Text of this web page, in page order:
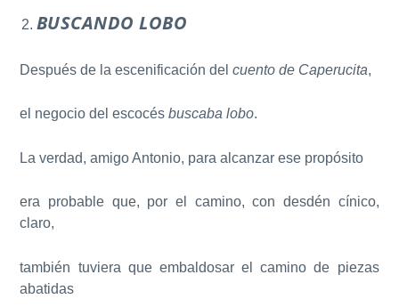
BUSCANDO LOBO
Después de la escenificación delcuento de Caperucita,
el negocio del escocésbuscaba lobo.
La verdad, amigo Antonio, para alcanzar ese propósito
era probable que, por el camino, con desdén cínico,
claro,
también tuviera que embaldosar el camino de piezas
abatidas